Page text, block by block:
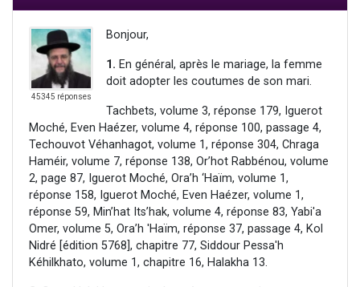
45345 réponses
Bonjour,
1. En général, après le mariage, la femme
doit adopter les coutumes de son mari.
Tachbets, volume 3, réponse 179, Iguerot
Moché, Even Haézer, volume 4, réponse 100, passage 4,
Techouvot Véhanhagot, volume 1, réponse 304, Chraga
Haméir, volume 7, réponse 138, Or’hot Rabbénou, volume
2, page 87, Iguerot Moché, Ora’h ‘Haïm, volume 1,
réponse 158, Iguerot Moché, Even Haézer, volume 1,
réponse 59, Min’hat Its’hak, volume 4, réponse 83, Yabi'a
Omer, volume 5, Ora’h 'Haïm, réponse 37, passage 4, Kol
Nidré [édition 5768], chapitre 77, Siddour Pessa'h
Kéhilkhato, volume 1, chapitre 16, Halakha 13.